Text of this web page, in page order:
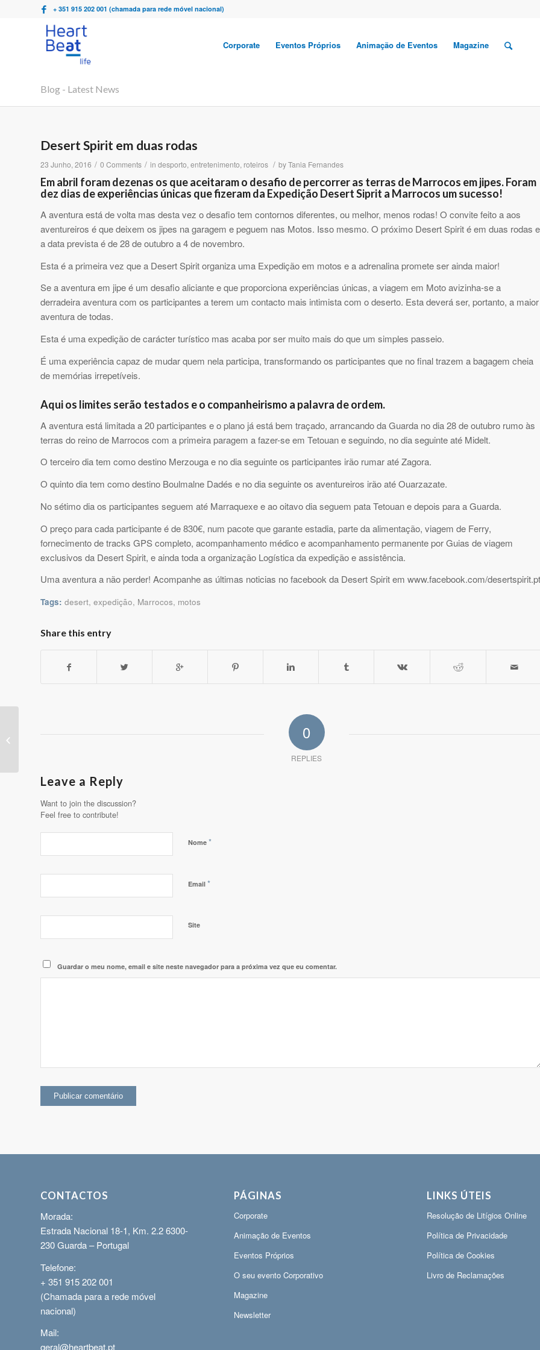
+ 351 915 202 001 (chamada para rede móvel nacional)
Corporate Eventos Próprios Animação de Eventos Magazine
Blog - Latest News
Desert Spirit em duas rodas
23 Junho, 2016 / 0 Comments / in desporto, entretenimento, roteiros / byTania Fernandes
Em abril foram dezenas os que aceitaram o desafio de percorrer as terras de Marrocos em jipes. Foram
dez dias de experiências únicas que fizeram da Expedição Desert Siprit a Marrocos um sucesso!
A aventura está de volta mas desta vez o desafio tem contornos diferentes, ou melhor, menos rodas! O convite feito a aos
aventureiros é que deixem os jipes na garagem e peguem nas Motos. Isso mesmo. O próximo Desert Spirit é em duas rodas e
a data prevista é de 28 de outubro a 4 de novembro.
Esta é a primeira vez que a Desert Spirit organiza uma Expedição em motos e a adrenalina promete ser ainda maior!
Se a aventura em jipe é um desafio aliciante e que proporciona experiências únicas, a viagem em Moto avizinha-se a
derradeira aventura com os participantes a terem um contacto mais intimista com o deserto. Esta deverá ser, portanto, a maior
aventura de todas.
Esta é uma expedição de carácter turístico mas acaba por ser muito mais do que um simples passeio.
É uma experiência capaz de mudar quem nela participa, transformando os participantes que no final trazem a bagagem cheia
de memórias irrepetíveis.
Aqui os limites serão testados e o companheirismo a palavra de ordem.
A aventura está limitada a 20 participantes e o plano já está bem traçado, arrancando da Guarda no dia 28 de outubro rumo às
terras do reino de Marrocos com a primeira paragem a fazer-se em Tetouan e seguindo, no dia seguinte até Midelt.
O terceiro dia tem como destino Merzouga e no dia seguinte os participantes irão rumar até Zagora.
O quinto dia tem como destino Boulmalne Dadés e no dia seguinte os aventureiros irão até Ouarzazate.
No sétimo dia os participantes seguem até Marraquexe e ao oitavo dia seguem pata Tetouan e depois para a Guarda.
O preço para cada participante é de 830€, num pacote que garante estadia, parte da alimentação, viagem de Ferry,
fornecimento de tracks GPS completo, acompanhamento médico e acompanhamento permanente por Guias de viagem
exclusivos da Desert Spirit, e ainda toda a organização Logística da expedição e assistência.
Uma aventura a não perder! Acompanhe as últimas noticias no facebook da Desert Spirit em www.facebook.com/desertspirit.pt
Tags: desert, expedição, Marrocos, motos
Share this entry
0
REPLIES
Leave a Reply
Want to join the discussion?
Feel free to contribute!
Nome *
Email *
Site
Guardar o meu nome, email e site neste navegador para a próxima vez que eu comentar.
CONTACTOS
Morada:
Estrada Nacional 18-1, Km. 2.2 6300-
230 Guarda – Portugal
Telefone:
+ 351 915 202 001
(Chamada para a rede móvel
nacional)
Mail:
geral@heartbeat.pt
PÁGINAS
Corporate
Animação de Eventos
Eventos Próprios
O seu evento Corporativo
Magazine
Newsletter
LINKS ÚTEIS
Resolução de Litígios Online
Política de Privacidade
Política de Cookies
Livro de Reclamações